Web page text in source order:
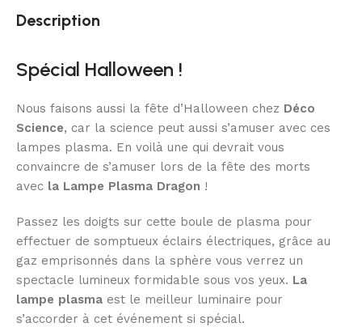
Description
Spécial Halloween !
Nous faisons aussi la fête d’Halloween chez Déco
Science, car la science peut aussi s’amuser avec ces
lampes plasma. En voilà une qui devrait vous
convaincre de s’amuser lors de la fête des morts
avec la Lampe Plasma Dragon !
Passez les doigts sur cette boule de plasma pour
effectuer de somptueux éclairs électriques, grâce au
gaz emprisonnés dans la sphère vous verrez un
spectacle lumineux formidable sous vos yeux. La
lampe plasma est le meilleur luminaire pour
s’accorder à cet événement si spécial.